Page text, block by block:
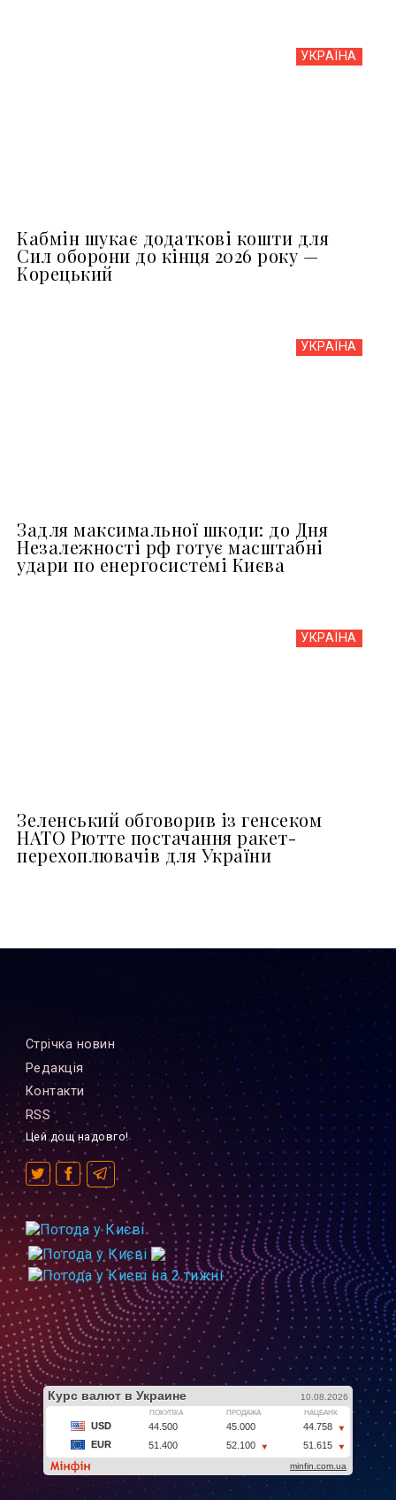
УКРАЇНА
Кабмін шукає додаткові кошти для
Сил оборони до кінця 2026 року —
Корецький
УКРАЇНА
Задля максимальної шкоди: до Дня
Незалежності рф готує масштабні
удари по енергосистемі Києва
УКРАЇНА
Зеленський обговорив із генсеком
НАТО Рютте постачання ракет-
перехоплювачів для України
Стрiчка новин
Редакцiя
Контакти
RSS
Цей дощ надовго!